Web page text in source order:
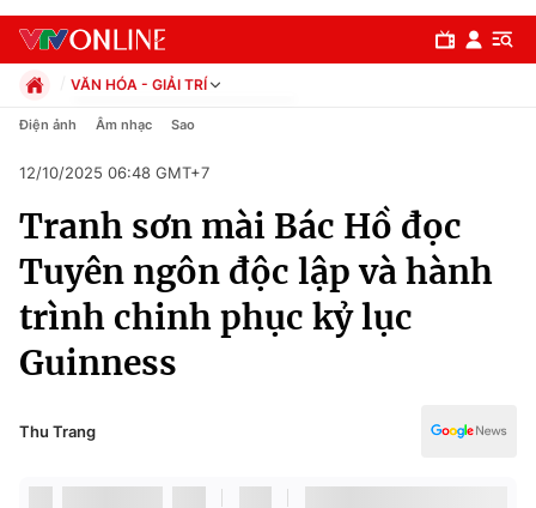
Chuyên mục
Chính trị
Xã hội
VĂN HÓA - GIẢI TRÍ
Chính trị
Pháp luật
Kinh tế
Thể thao
Truyền hình
Văn hóa - Giải trí
Đời sống
Giáo dục
Điện ảnh Âm nhạc Sao
12/10/2025 06:48 GMT+7
Tranh sơn mài Bác Hồ đọc
Tuyên ngôn độc lập và hành
trình chinh phục kỷ lục
Guinness
Thu Trang